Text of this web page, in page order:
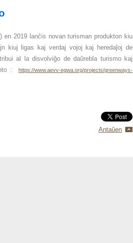
en 2019 lanĉis novan turisman produkton kiu
kiuj ligas kaj verdaj vojoj kaj heredaĵoj de
al la disvolviĝo de daŭrebla turismo kaj
:
https://www.aevv-egwa.org/projects/greenways-
Antaŭen